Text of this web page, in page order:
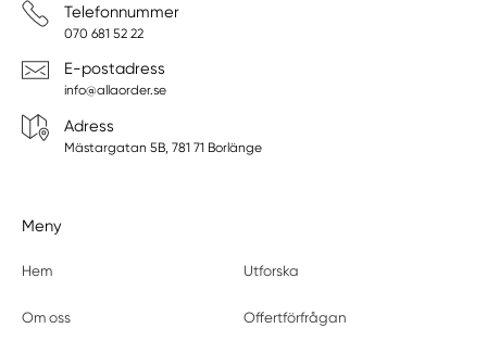
Telefonnummer
070 681 52 22
E-postadress
info@allaorder.se
Adress
Mästargatan 5B, 781 71 Borlänge
Meny
Hem Utforska
Om oss Offertförfrågan